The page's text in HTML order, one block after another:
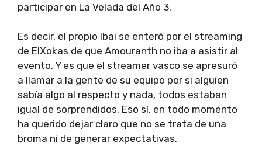
participar en La Velada del Año 3.
Es decir, el propio Ibai se enteró por el streaming
de ElXokas de que Amouranth no iba a asistir al
evento. Y es que el streamer vasco se apresuró
a llamar a la gente de su equipo por si alguien
sabía algo al respecto y nada, todos estaban
igual de sorprendidos. Eso sí, en todo momento
ha querido dejar claro que no se trata de una
broma ni de generar expectativas.